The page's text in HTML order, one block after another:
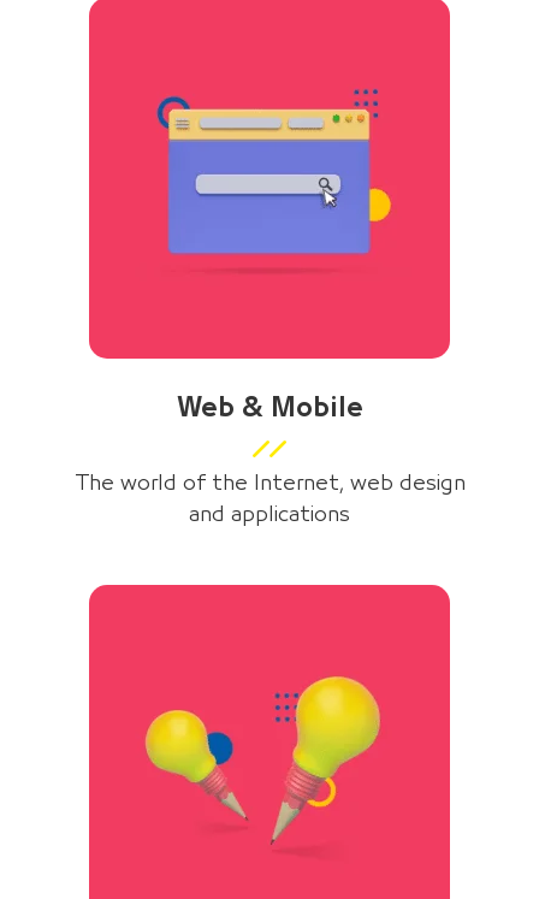
Web & Mobile
The world of the Internet, web design
and applications